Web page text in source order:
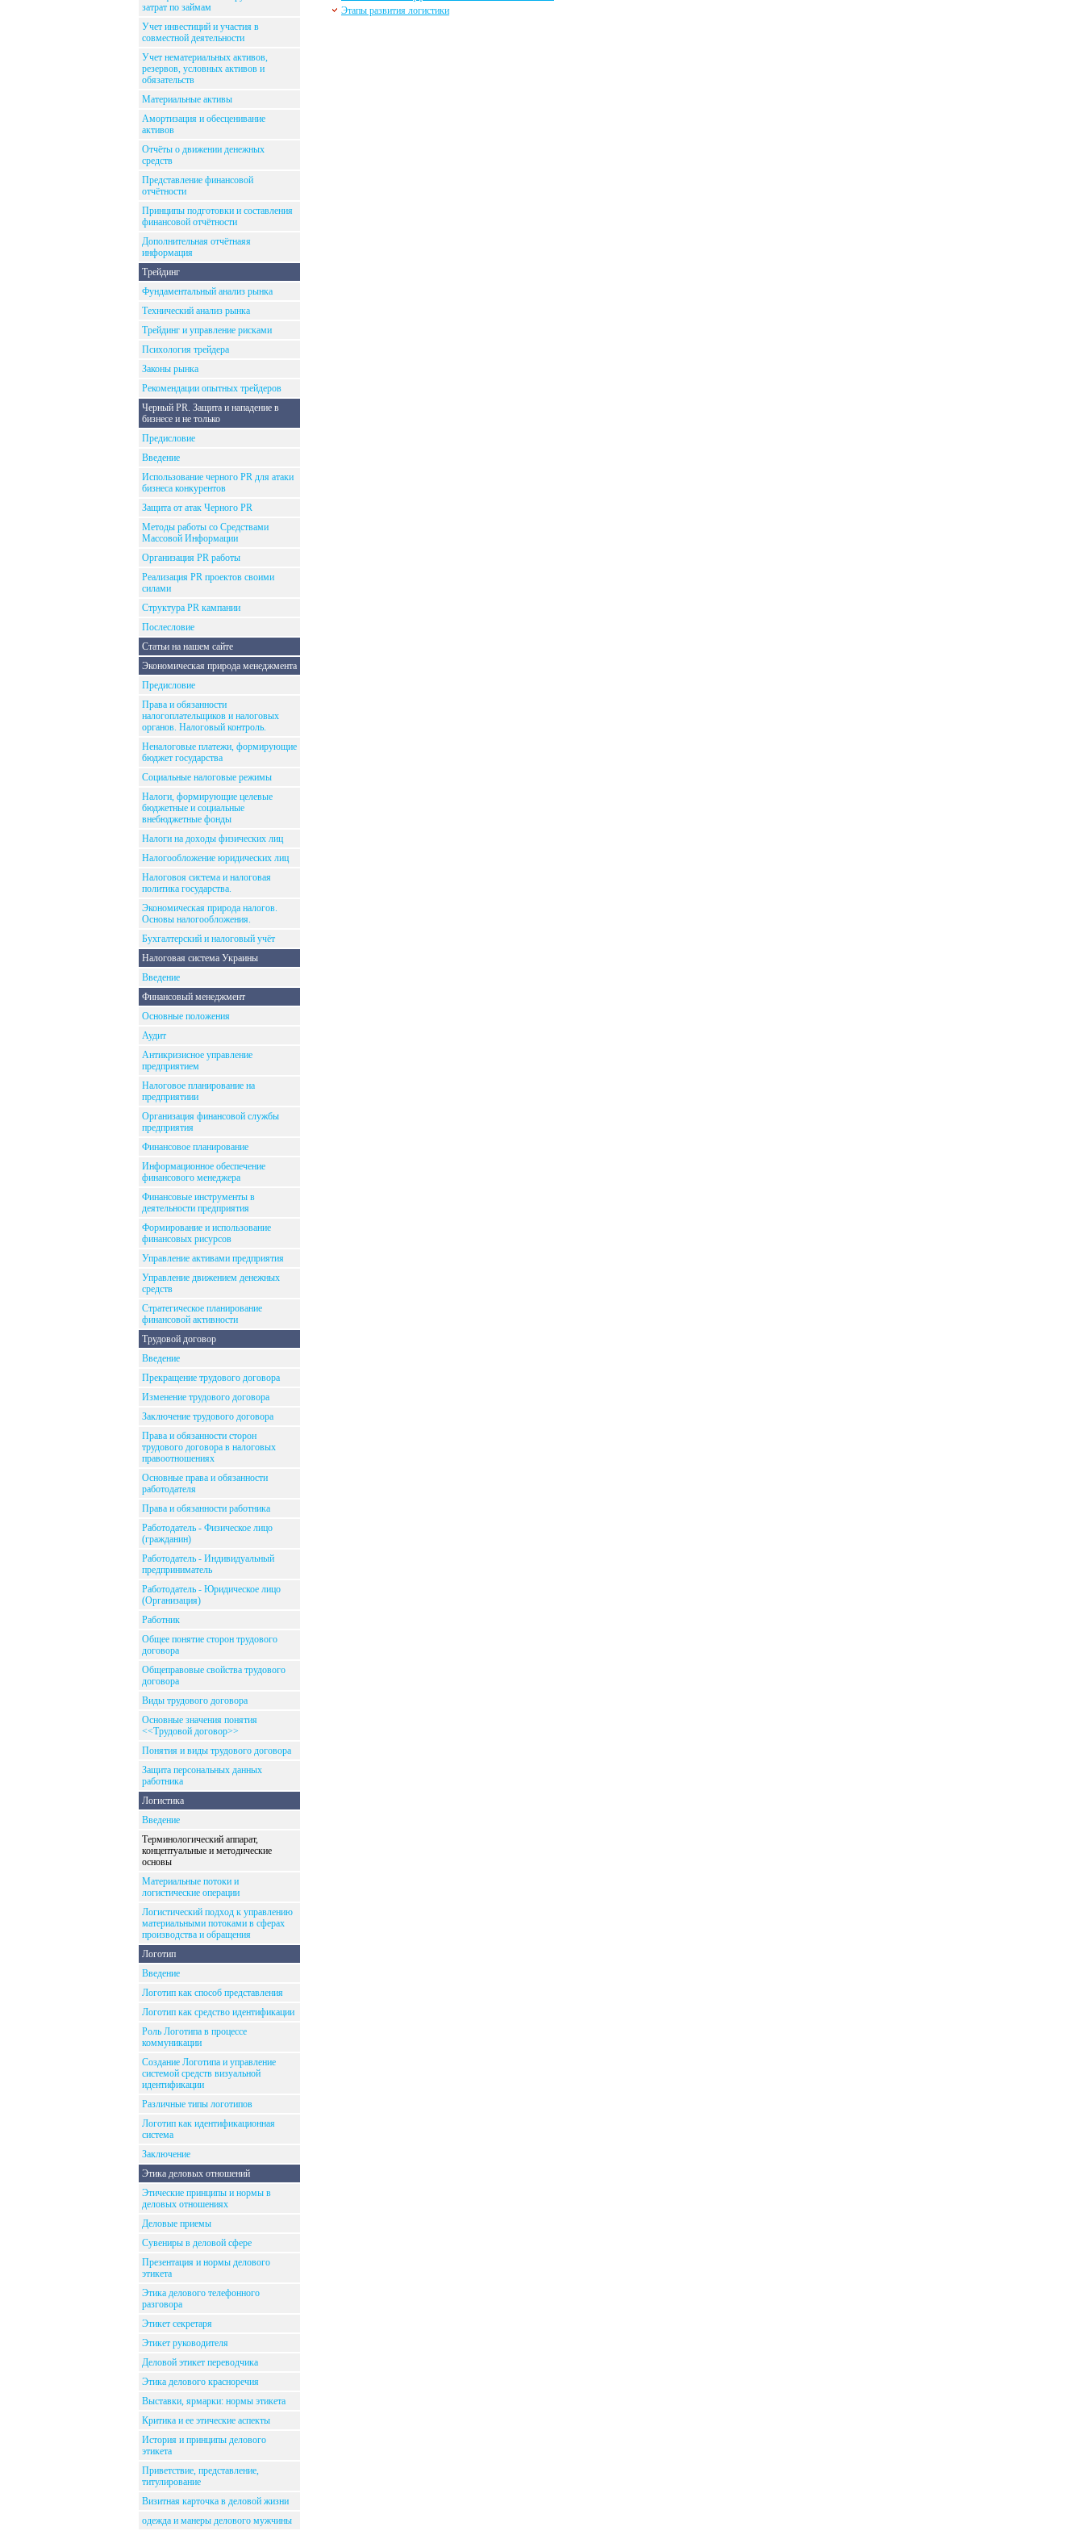
затрат по займам
Учет инвестиций и участия в
совместной деятельности
Учет нематериальных активов,
резервов, условных активов и
обязательств
Материальные активы
Амортизация и обесценивание
активов
Отчёты о движении денежных
средств
Представление финансовой
отчётности
Принципы подготовки и составления
финансовой отчётности
Дополнительная отчётнаяя
информация
Трейдинг
Фундаментальный анализ рынка
Технический анализ рынка
Трейдинг и управление рисками
Психология трейдера
Законы рынка
Рекомендации опытных трейдеров
Черный PR. Защита и нападение в
бизнесе и не только
Предисловие
Введение
Использование черного PR для атаки
бизнеса конкурентов
Защита от атак Черного PR
Методы работы со Средствами
Массовой Информации
Организация PR работы
Реализация PR проектов своими
силами
Структура PR кампании
Послесловие
Статьи на нашем сайте
Экономическая природа менеджмента
Предисловие
Права и обязанности
налогоплательщиков и налоговых
органов. Налоговый контроль.
Неналоговые платежи, формирующие
бюджет государства
Социальные налоговые режимы
Налоги, формирующие целевые
бюджетные и социальные
внебюджетные фонды
Налоги на доходы физических лиц
Налогообложение юридических лиц
Налоговоя система и налоговая
политика государства.
Экономическая природа налогов.
Основы налогообложения.
Бухгалтерский и налоговый учёт
Налоговая система Украины
Введение
Финансовый менеджмент
Основные положения
Аудит
Антикризисное управление
предприятием
Налоговое планирование на
предприятиии
Организация финансовой службы
предприятия
Финансовое планирование
Информационное обеспечение
финансового менеджера
Финансовые инструменты в
деятельности предприятия
Формирование и использование
финансовых рисурсов
Управление активами предприятия
Управление движением денежных
средств
Стратегическое планирование
финансовой активности
Трудовой договор
Введение
Прекращение трудового договора
Изменение трудового договора
Заключение трудового договора
Права и обязанности сторон
трудового договора в налоговых
правоотношениях
Основные права и обязанности
работодателя
Права и обязанности работника
Работодатель - Физическое лицо
(гражданин)
Работодатель - Индивидуальный
предприниматель
Работодатель - Юридическое лицо
(Организация)
Работник
Общее понятие сторон трудового
договора
Общеправовые свойства трудового
договора
Виды трудового договора
Основные значения понятия
<<Трудовой договор>>
Понятия и виды трудового договора
Защита персональных данных
работника
Логистика
Введение
Терминологический аппарат,
концептуальные и методические
основы
Материальные потоки и
логистические операции
Логистический подход к управлению
материальными потоками в сферах
производства и обращения
Логотип
Введение
Логотип как способ представления
Логотип как средство идентификации
Роль Логотипа в процессе
коммуникации
Создание Логотипа и управление
системой средств визуальной
идентификации
Различные типы логотипов
Логотип как идентификационная
система
Заключение
Этика деловых отношений
Этические принципы и нормы в
деловых отношениях
Деловые приемы
Сувениры в деловой сфере
Презентация и нормы делового
этикета
Этика делового телефонного
разговора
Этикет секретаря
Этикет руководителя
Деловой этикет переводчика
Этика делового красноречия
Выставки, ярмарки: нормы этикета
Критика и ее этические аспекты
История и принципы делового
этикета
Приветствие, представление,
титулирование
Визитная карточка в деловой жизни
одежда и манеры делового мужчины
Этапы развития логистики